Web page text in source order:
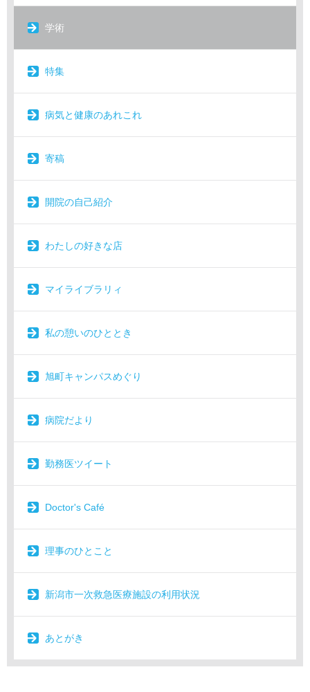
学術
特集
病気と健康のあれこれ
寄稿
開院の自己紹介
わたしの好きな店
マイライブラリィ
私の憩いのひととき
旭町キャンパスめぐり
病院だより
勤務医ツイート
Doctor's Café
理事のひとこと
新潟市一次救急医療施設の利用状況
あとがき